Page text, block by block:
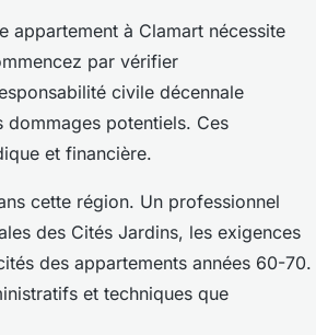
appartement à Clamart nécessite
par vérifier
civile décennale
potentiels. Ces
et financière.
cette région. Un professionnel
des Cités Jardins, les exigences
des appartements années 60-70.
et techniques que